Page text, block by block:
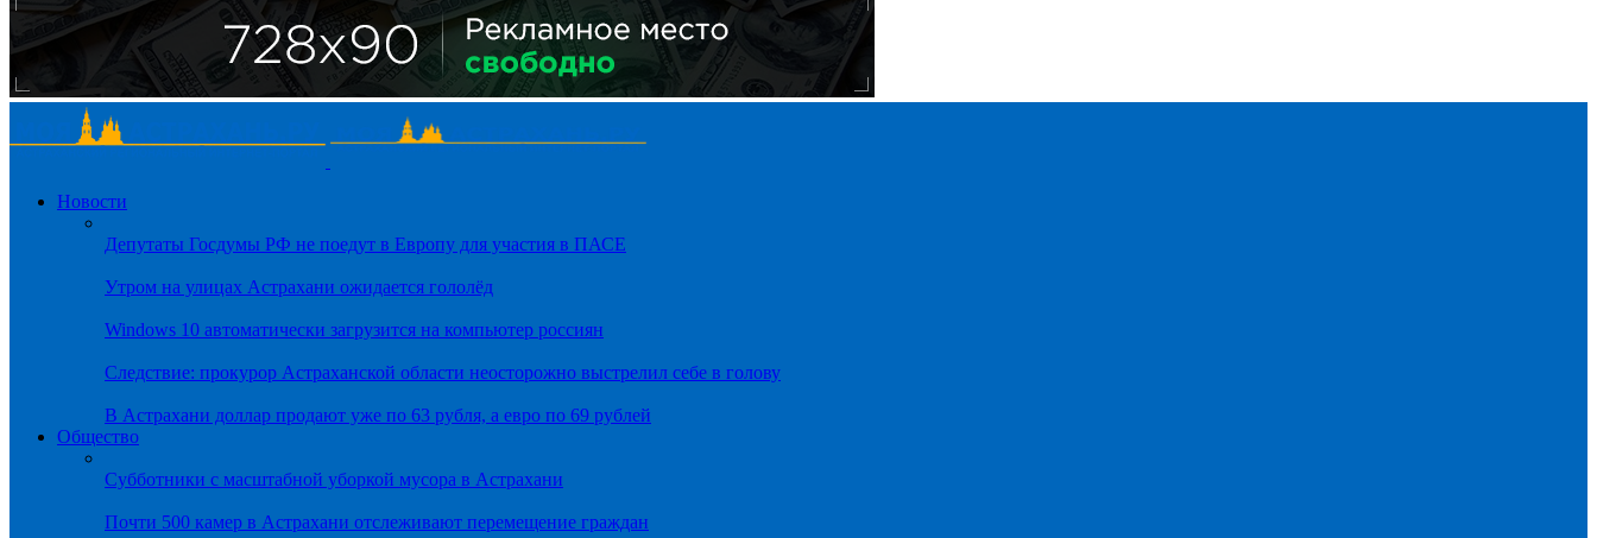
Новости
Депутаты Госдумы РФ не поедут в Европу для участия в ПАСЕ
Утром на улицах Астрахани ожидается гололёд
Windows 10 автоматически загрузится на компьютер россиян
Следствие: прокурор Астраханской области неосторожно выстрелил себе в голову
В Астрахани доллар продают уже по 63 рубля, а евро по 69 рублей
Общество
Субботники с масштабной уборкой мусора в Астрахани
Почти 500 камер в Астрахани отслеживают перемещение граждан